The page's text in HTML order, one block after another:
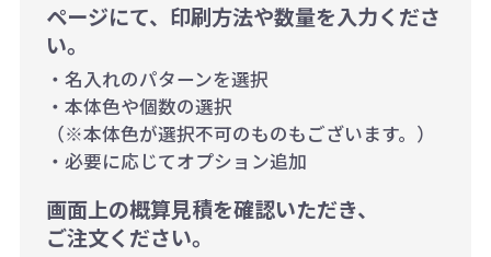
ページにて、印刷方法や数量を入力くださ
い。
・名入れのパターンを選択
・本体色や個数の選択
（※本体色が選択不可のものもございます。）
・必要に応じてオプション追加
画面上の概算見積を確認いただき、
ご注文ください。